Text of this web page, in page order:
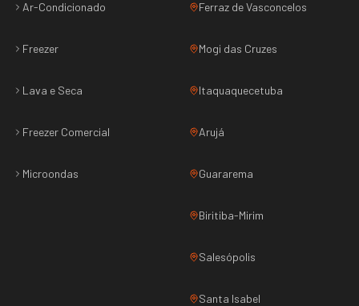
Ar-Condicionado
Freezer
Lava e Seca
Freezer Comercial
Microondas
Ferraz de Vasconcelos
Mogi das Cruzes
Itaquaquecetuba
Arujá
Guararema
Biritiba-Mirim
Salesópolis
Santa Isabel